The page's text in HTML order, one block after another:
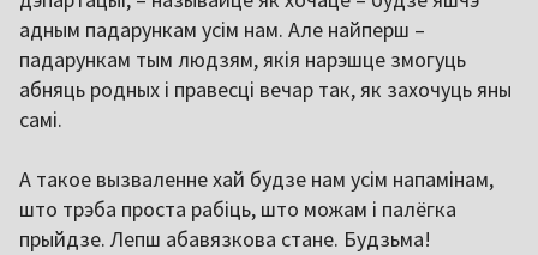
адным падарункам усім нам. Але найперш –
падарункам тым людзям, якія нарэшце змогуць
абняць родных і правесці вечар так, як захочуць яны
самі.
А такое вызваленне хай будзе нам усім напамінам,
што трэба проста рабіць, што можам і палёгка
прыйдзе. Лепш абавязкова стане. Будзьма!